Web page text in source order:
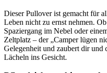
Dieser Pullover ist gemacht für
Leben nicht zu ernst nehmen.
Spaziergang im Nebel oder
Zeltplatz – der „Camper lügen
Gelegenheit und zaubert dir und
Lächeln ins Gesicht.